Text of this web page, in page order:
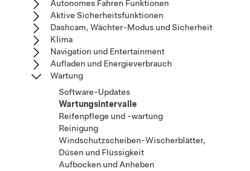
Autonomes Fahren Funktionen
Aktive Sicherheitsfunktionen
Dashcam, Wächter-Modus und Sicherheit
Klima
Navigation und Entertainment
Aufladen und Energieverbrauch
Wartung
Software-Updates
Wartungsintervalle
Reifenpflege und -wartung
Reinigung
Windschutzscheiben-Wischerblätter,
Düsen und Flüssigkeit
Aufbocken und Anheben